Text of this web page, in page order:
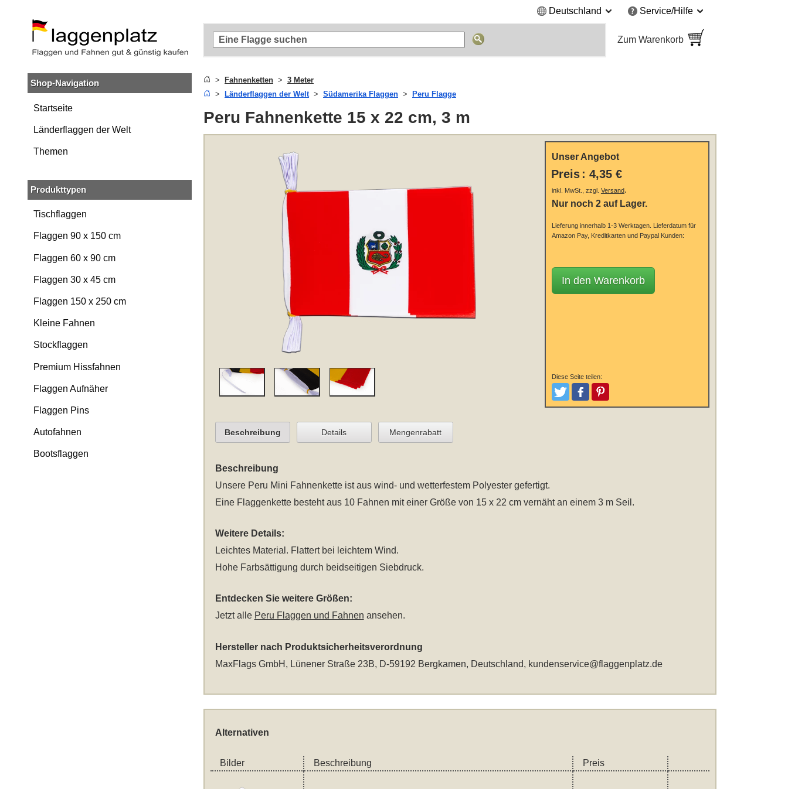
Hauptinhalt
springen
Suche
Zur
Navigation
springen
Deutschland Service/Hilfe
Zum Warenkorb
Shop-Navigation
Startseite
Länderflaggen der Welt
Themen
Produkttypen
Tischflaggen
Flaggen 90 x 150 cm
Flaggen 60 x 90 cm
Flaggen 30 x 45 cm
Flaggen 150 x 250 cm
Kleine Fahnen
Stockflaggen
Premium Hissfahnen
Flaggen Aufnäher
Flaggen Pins
Autofahnen
Bootsflaggen
Fahnenketten
3 Meter
Länderflaggen der Welt
Südamerika Flaggen Peru Flagge
Peru Fahnenkette 15 x 22 cm, 3 m
Unser Angebot
Preis : 4,35 €
inkl. MwSt., zzgl. Versand.
Nur noch 2 auf Lager.
Lieferung innerhalb 1-3 Werktagen.
Lieferdatum für
Amazon Pay, Kreditkarten und Paypal Kunden:
In den Warenkorb
Diese Seite teilen:
TweetenPostenPinterest
Beschreibung Details Mengenrabatt
Beschreibung
Unsere Peru Mini Fahnenketteist aus wind- und wetterfestem Polyester gefertigt.
Eine Flaggenkette besteht aus 10 Fahnen mit einer Größe von 15 x 22 cm vernäht an einem 3 m Seil.
Weitere Details:
Leichtes Material. Flattert bei leichtem Wind.
Hohe Farbsättigung durch beidseitigen Siebdruck.
Entdecken Sie weitere Größen:
Jetzt alle Peru Flaggen und Fahnen ansehen.
Hersteller nach Produktsicherheitsverordnung
MaxFlags GmbH, Lünener Straße 23B, D-59192 Bergkamen, Deutschland, kundenservice@flaggenplatz.de
Alternativen
Bilder Beschreibung Preis